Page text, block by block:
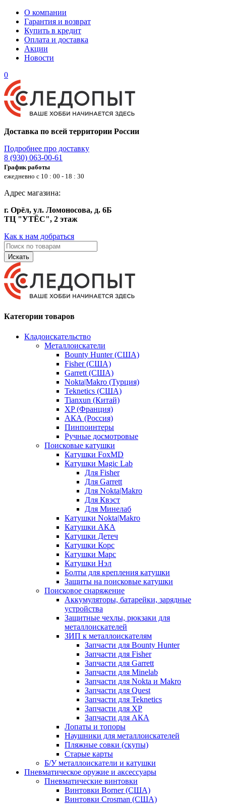
О компании
Гарантия и возврат
Купить в кредит
Оплата и доставка
Акции
Новости
0
Доставка по всей территории России
Подробнее про доставку
8 (930) 063-00-61
График работы
ежедневно с 10 : 00 - 18 : 30
Адрес магазина:
г. Орёл, ул. Ломоносова, д. 6Б
ТЦ "УТЁС", 2 этаж
Как к нам добраться
Искать
Категории товаров
Кладоискательство
Металлоискатели
Bounty Hunter (США)
Fisher (США)
Garrett (США)
Nokta|Makro (Турция)
Teknetics (США)
Tianxun (Китай)
XP (Франция)
АКА (Россия)
Пинпоинтеры
Ручные досмотровые
Поисковые катушки
Катушки FoxMD
Катушки Magic Lab
Для Fisher
Для Garrett
Для Nokta|Makro
Для Квэст
Для Минелаб
Катушки Nokta|Makro
Катушки АКА
Катушки Детеч
Катушки Корс
Катушки Марс
Катушки Нэл
Болты для крепления катушки
Защиты на поисковые катушки
Поисковое снаряжение
Аккумуляторы, батарейки, зарядные
устройства
Защитные чехлы, рюкзаки для
металлоискателей
ЗИП к металлоискателям
Запчасти для Bounty Hunter
Запчасти для Fisher
Запчасти для Garrett
Запчасти для Minelab
Запчасти для Nokta и Makro
Запчасти для Quest
Запчасти для Teknetics
Запчасти для XP
Запчасти для АКА
Лопаты и топоры
Наушники для металлоискателей
Пляжные совки (скупы)
Старые карты
Б/У металлоискатели и катушки
Пневматическое оружие и аксессуары
Пневматические винтовки
Винтовки Borner (США)
Винтовки Crosman (США)